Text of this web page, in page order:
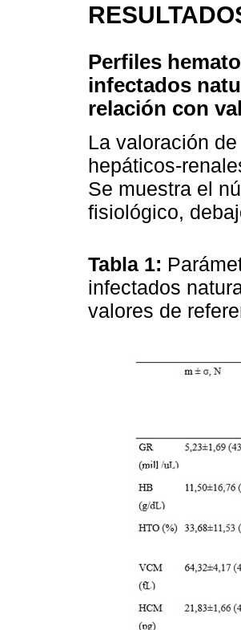
Perfiles
infectados
relación con
La valoración
hepáticos-
Se muestra el
fisiológico,
Tabla 1:
infectados
valores de